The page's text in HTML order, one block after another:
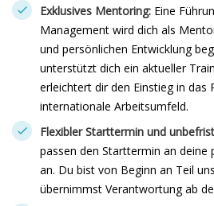
Exklusives Mentoring: Eine
Management wird dich als
und persönlichen Entwicklung
unterstützt dich ein aktueller
erleichtert dir den Einstieg in das
internationale Arbeitsumfeld.
Flexibler Starttermin und
passen den Starttermin an deine
an. Du bist von Beginn an Teil
übernimmst Verantwortung ab